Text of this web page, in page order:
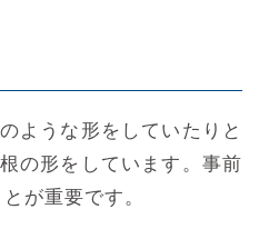
ような形をしていたりと
の形をしています。事前
が重要です。